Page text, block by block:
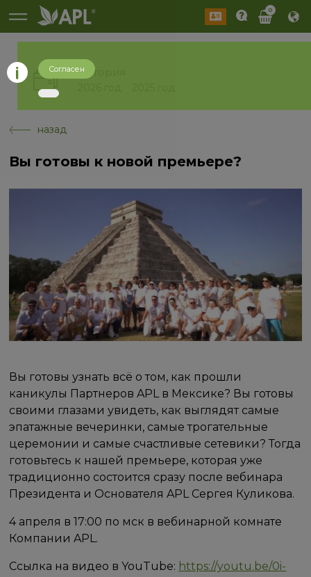
0
История
назад
Вы готовы к новой премьере?
Вы готовы узнать всё о том, как прошли
каникулы Партнеров APL в Мексике? Вы готовы
своими глазами увидеть, как выглядят самые
эпатажные вечеринки, самые трогательные
церемонии и самые счастливые сетевики? Тогда
готовьтесь к нашей премьере, которая уже
традиционно состоится сразу после вебинара
Президента и Основателя APL Сергея Куликова.
4 апреля в 17:00 по мск в вебинарной комнате
Компании APL.
Ссылка на видео в YouTube: https://youtu.be/0i-
Согласен